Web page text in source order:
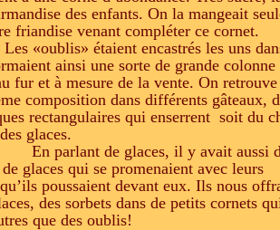
des enfants. On la mangeait
friandise venant compléter ce cornet.
Les «oublis» étaient encastrés les uns
ainsi une sorte de grande
fur et à mesure de la vente. On retrouve
composition dans différents gâteaux,
rectangulaires qui enserrent soit du
glaces.
En parlant de glaces, il y avait aussi
glaces qui se promenaient avec leurs
poussaient devant eux. Ils nous
des sorbets dans de petits cornets
que des oublis!